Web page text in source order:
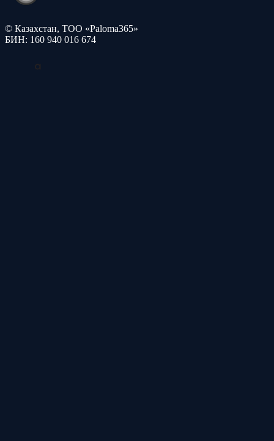
© Казахстан, ТОО «Paloma365»
БИН: 160 940 016 674